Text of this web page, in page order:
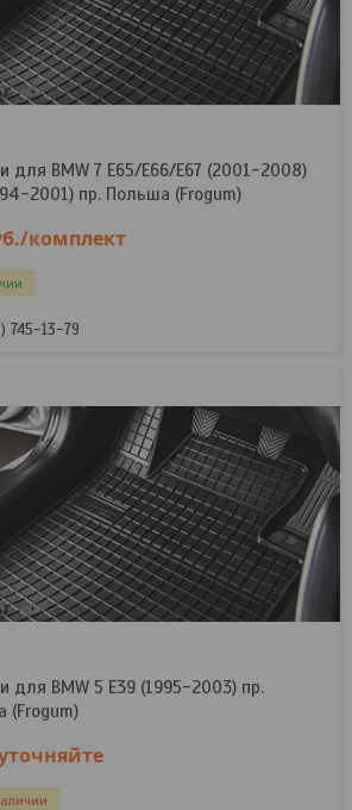
для BMW 7 E65/E66/E67 (2001-2008)
2001) пр. Польша (Frogum)
/комплект
745-13-79
для BMW 5 E39 (1995-2003) пр.
(Frogum)